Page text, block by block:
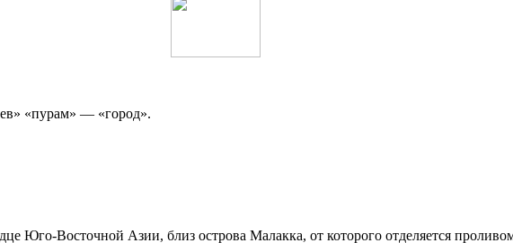
«пурам» — «город».
Юго-Восточной Азии, близ острова Малакка, от которого отделяется